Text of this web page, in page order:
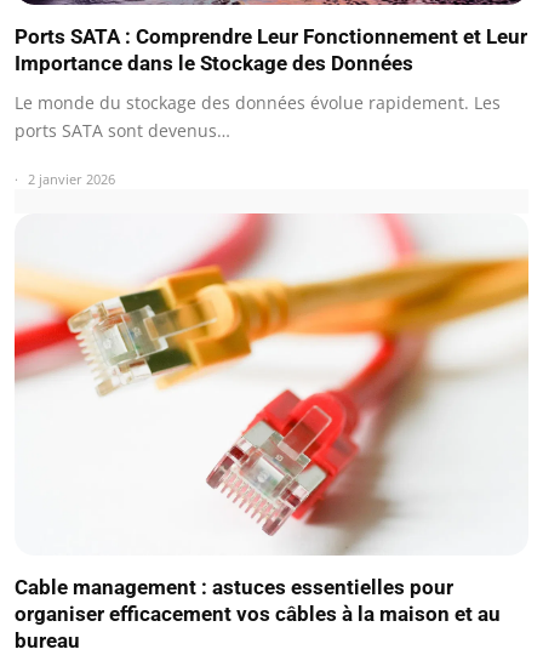
Ports SATA : Comprendre Leur Fonctionnement et Leur
Importance dans le Stockage des Données
Le monde du stockage des données évolue rapidement. Les
ports SATA sont devenus…
2 janvier 2026
Cable management : astuces essentielles pour
organiser efficacement vos câbles à la maison et au
bureau